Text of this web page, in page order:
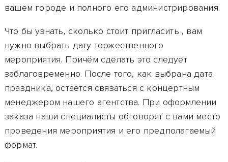
вашем городе и полного его администрирования.
Что бы узнать, сколько стоит пригласить , вам
нужно выбрать дату торжественного
мероприятия. Причём сделать это следует
заблаговременно. После того, как выбрана дата
праздника, остаётся связаться с концертным
менеджером нашего агентства. При оформлении
заказа наши специалисты обговорят с вами место
проведения мероприятия и его предполагаемый
формат.